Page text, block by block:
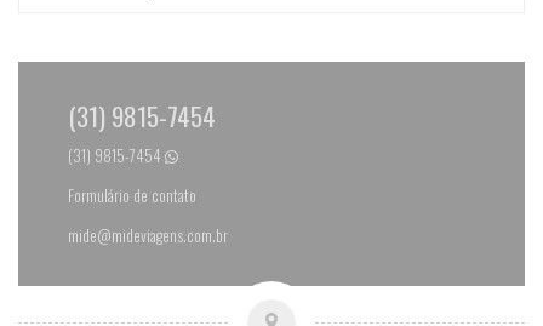
(31) 9815-7454
(31) 9815-7454
Formulário de contato
mide@mideviagens.com.br